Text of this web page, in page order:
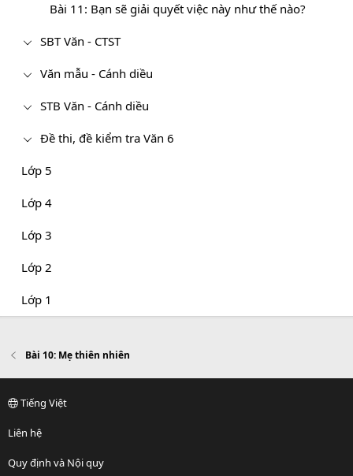
Bài 11: Bạn sẽ giải quyết việc này như thế nào?
SBT Văn - CTST
Văn mẫu - Cánh diều
STB Văn - Cánh diều
Đề thi, đề kiểm tra Văn 6
Lớp 5
Lớp 4
Lớp 3
Lớp 2
Lớp 1
Bài 10: Mẹ thiên nhiên
Tiếng Việt
Liên hệ
Quy định và Nội quy